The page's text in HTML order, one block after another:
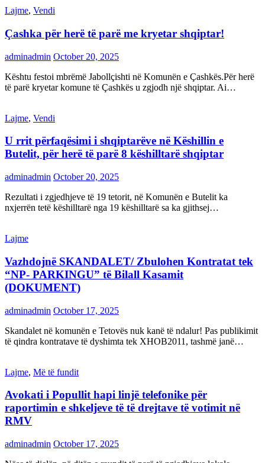
Lajme, Vendi
Çashka për herë të parë me kryetar shqiptar!
adminadmin October 20, 2025
Kështu festoi mbrëmë Jabollçishti në Komunën e Çashkës.Për herë
të parë kryetar komune të Çashkës u zgjodh një shqiptar. Ai…
Lajme, Vendi
U rrit përfaqësimi i shqiptarëve në Këshillin e
Butelit, për herë të parë 8 këshilltarë shqiptar
adminadmin October 20, 2025
Rezultati i zgjedhjeve të 19 tetorit, në Komunën e Butelit ka
nxjerrën tetë këshilltarë nga 19 këshilltarë sa ka gjithsej…
Lajme
Vazhdojnë SKANDALET/ Zbulohen Kontratat tek
“NP- PARKINGU” të Bilall Kasamit
(DOKUMENT)
adminadmin October 17, 2025
Skandalet në komunën e Tetovës nuk kanë të ndalur! Pas publikimit
të qindra kontratave të dyshimta tek XHOB2011, tashmë janë…
Lajme, Më të fundit
Avokati i Popullit hapi linjë telefonike për
raportimin e shkeljeve të të drejtave të votimit në
RMV
adminadmin October 17, 2025